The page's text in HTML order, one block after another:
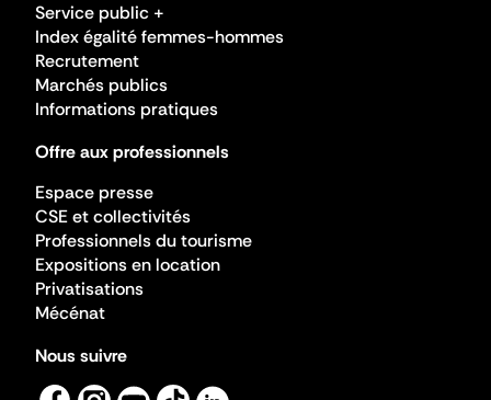
Service public +
Index égalité femmes-hommes
Recrutement
Marchés publics
Informations pratiques
Offre aux professionnels
Espace presse
CSE et collectivités
Professionnels du tourisme
Expositions en location
Privatisations
Mécénat
Nous suivre